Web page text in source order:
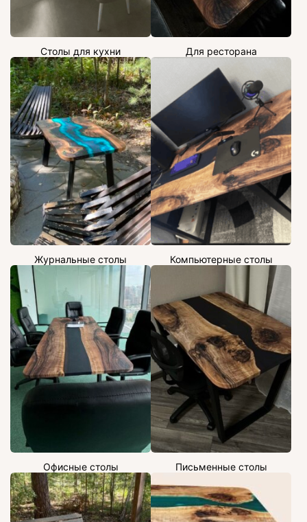
Столы для кухни Для ресторана
Журнальные столы Компьютерные столы
Офисные столы Письменные столы